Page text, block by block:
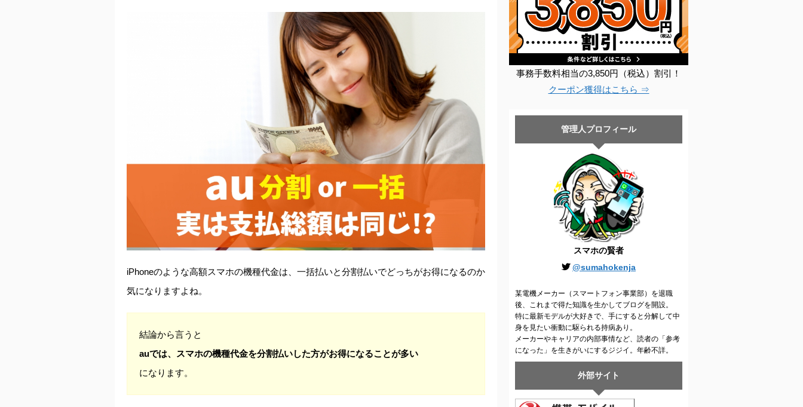
iPhoneのような高額スマホの機種代金は、一括払いと分割払いでどっちがお得になるのか
気になりますよね。
結論から言うと
auでは、スマホの機種代金を分割払いした方がお得になることが多い
になります。
事務手数料相当の3,850円（税込）割引！
クーポン獲得はこちら ⇒
管理人プロフィール
スマホの賢者
@sumahokenja
某電機メーカー（スマートフォン事業部）を退職
後、これまで得た知識を生かしてブログを開設。
特に最新モデルが大好きで、手にすると分解して中
身を見たい衝動に駆られる持病あり。
メーカーやキャリアの内部事情など、読者の「参考
になった」を生きがいにするジジイ。年齢不詳。
外部サイト